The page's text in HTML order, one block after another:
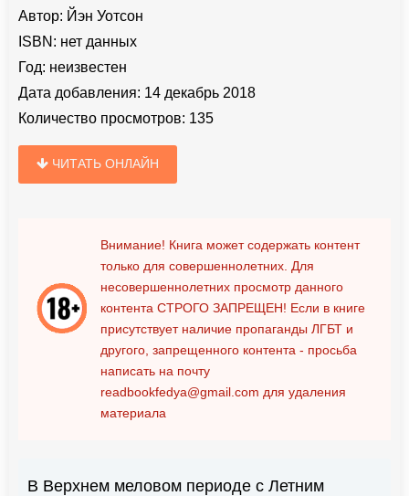
Автор: Йэн Уотсон
ISBN: нет данных
Год: неизвестен
Дата добавления: 14 декабрь 2018
Количество просмотров: 135
ЧИТАТЬ ОНЛАЙН
Внимание! Книга может содержать контент
только для совершеннолетних. Для
несовершеннолетних просмотр данного
контента СТРОГО ЗАПРЕЩЕН! Если в книге
присутствует наличие пропаганды ЛГБТ и
другого, запрещенного контента - просьба
написать на почту
readbookfedya@gmail.com для удаления
материала
В Верхнем меловом периоде с Летним